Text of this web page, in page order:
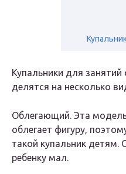
Купальники для
делятся на несколько
Облегающий. Эта
облегает фигуру,
такой купальник детям.
ребенку мал.